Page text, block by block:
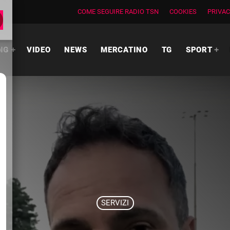
COME SEGUIRE RADIO TSN COOKIES
VIDEO NEWS MERCATINO TG SPORT
SERVIZI